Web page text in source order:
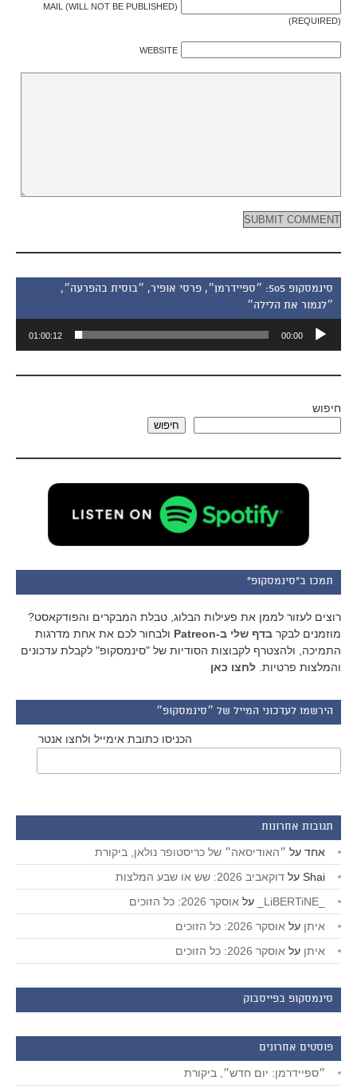
MAIL (WILL NOT BE PUBLISHED)
(REQUIRED)
WEBSITE
סינמסקופ 505: ״ספיידרמן״, פרסי אופיר, ״בוסית בהפרעה״,
״לגמור את הלילה״
אודיו
00:00
01:00:12
חיפוש
חיפוש
תמכו ב"סינמסקופ"
רוצים לעזור לממן את פעילות הבלוג, טבלת המבקרים והפודקאסט?
מוזמנים לבקר בדף שלי ב-Patreon
ולבחור לכם את אחת מדרגות
התמיכה, ולהצטרף לקבוצות הסודיות של "סינמסקופ" לקבלת עדכונים
והמלצות פרטיות. לחצו כאן
הירשמו לעדכוני המייל של ״סינמסקופ״
הכניסו כתובת אימייל ולחצו אנטר
תגובות אחרונות
אחד על ״האודיסאה״ של כריסטופר נולאן, ביקורת
Shai על דוקאביב 2026: שש או שבע המלצות
על אוסקר 2026: כל הזוכים
איתן על אוסקר 2026: כל הזוכים
איתן על אוסקר 2026: כל הזוכים
סינמסקופ בפייסבוק
פוסטים אחרונים
״ספיידרמן: יום חדש״, ביקורת